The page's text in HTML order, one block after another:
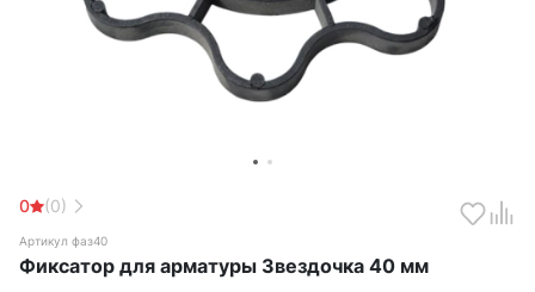
0 (0)
Артикул фаз40
Фиксатор для арматуры Звездочка 40 мм